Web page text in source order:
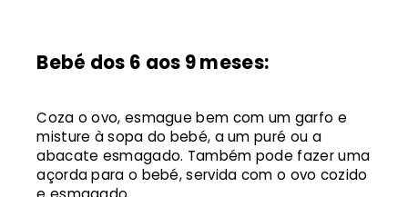
Bebé dos 6 aos 9 meses:
Coza o ovo, esmague bem com um garfo e
misture à sopa do bebé, a um puré ou a
abacate esmagado. Também pode fazer uma
açorda para o bebé, servida com o ovo cozido